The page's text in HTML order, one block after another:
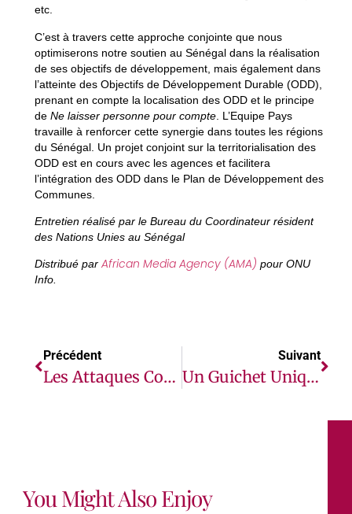
etc.
C’est à travers cette approche conjointe que nous
optimiserons notre soutien au Sénégal dans la réalisation
de ses objectifs de développement, mais également dans
l’atteinte des Objectifs de Développement Durable (ODD),
prenant en compte la localisation des ODD et le principe
de Ne laisser personne pour compte. L’Equipe Pays
travaille à renforcer cette synergie dans toutes les régions
du Sénégal. Un projet conjoint sur la territorialisation des
ODD est en cours avec les agences et facilitera
l’intégration des ODD dans le Plan de Développement des
Communes.
Entretien réalisé par le Bureau du Coordinateur résident
des Nations Unies au Sénégal
Distribué par African Media Agency (AMA) pour ONU
Info.
Précédent
Les Attaques Contre Les Établissements Et Agents De Santé Au Soudan Doivent Cesser Maintenant (OMS)
Suivant
Un Guichet Unique De Dépôt Des États Financiers Aux Impôts En Cours De Création
You Might Also Enjoy